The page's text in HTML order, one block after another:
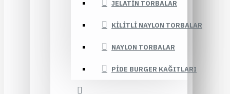
JELATIN TORBALAR
KILITLI NAYLON TORBALAR
NAYLON TORBALAR
PIDE BURGER KAĞITLARI